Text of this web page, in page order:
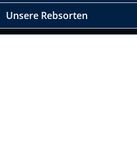
Unsere Rebsorten